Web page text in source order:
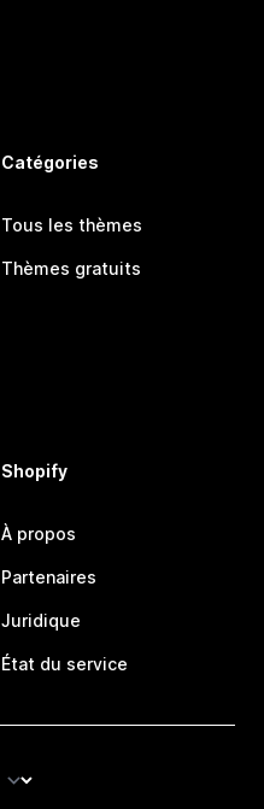
Catégories
Tous les thèmes
Thèmes gratuits
Shopify
À propos
Partenaires
Juridique
État du service